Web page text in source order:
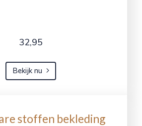
32,95
Bekijk nu
stoffen bekleding